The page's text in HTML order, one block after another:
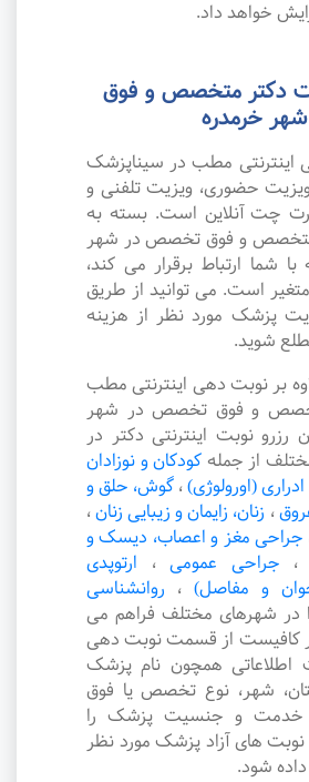
خواهد داد.
دکتر متخصص و فوق
خرمدره
اینترنتی مطب در سیناپزشک
حضوری، ویزیت تلفنی و
چت آنلاین است. بسته به
و فوق تخصص در شهر
شما ارتباط برقرار می کند،
است. می توانید از طریق
پزشک مورد نظر از هزینه
شوید.
بر نوبت دهی اینترنتی مطب
و فوق تخصص در شهر
رزرو نوبت اینترنتی دکتر در
از جمله کودکان و نوزادان
(اورولوژی)، گوش، حلق و
، زنان، زایمان و زیبایی زنان،
جراحی مغز و اعصاب، دیسک و
، جراحی عمومی ، ارتوپدی
و مفاصل) ، روانشناسی
در شهرهای مختلف فراهم می
کافیست از قسمت نوبت دهی
اطلاعاتی همچون نام پزشک
شهر، نوع تخصص یا فوق
و جنسیت پزشک را
نوبت های آزاد پزشک مورد نظر
شود.